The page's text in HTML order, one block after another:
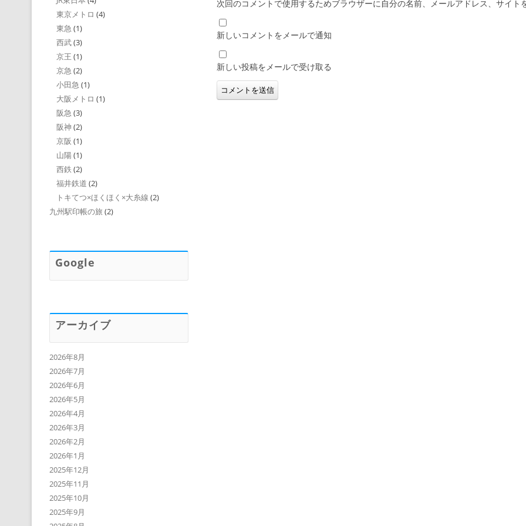
次回のコメントで使用するためブラウザーに自分の名前、メールアドレス、サイト
新しいコメントをメールで通知
新しい投稿をメールで受け取る
東京メトロ (4)
東急 (1)
西武(3)
京王 (1)
京急 (2)
小田急 (1)
大阪メトロ (1)
阪急 (3)
阪神 (2)
京阪 (1)
山陽 (1)
西鉄 (2)
福井鉄道 (2)
トキてつ×ほくほく×大糸線 (2)
九州駅印帳の旅 (2)
Google
アーカイブ
2026年8月
2026年7月
2026年6月
2026年5月
2026年4月
2026年3月
2026年2月
2026年1月
2025年12月
2025年11月
2025年10月
2025年9月